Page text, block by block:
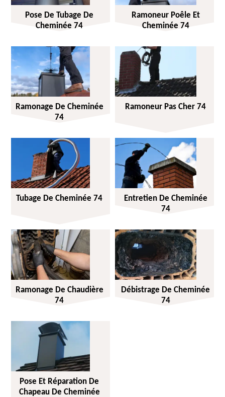
Pose De Tubage De
Cheminée 74
Ramoneur Poêle Et
Cheminée 74
Ramonage De Cheminée
74
Ramoneur Pas Cher 74
Tubage De Cheminée 74
Entretien De Cheminée
74
Ramonage De Chaudière
74
Débistrage De Cheminée
74
Pose Et Réparation De
Chapeau De Cheminée